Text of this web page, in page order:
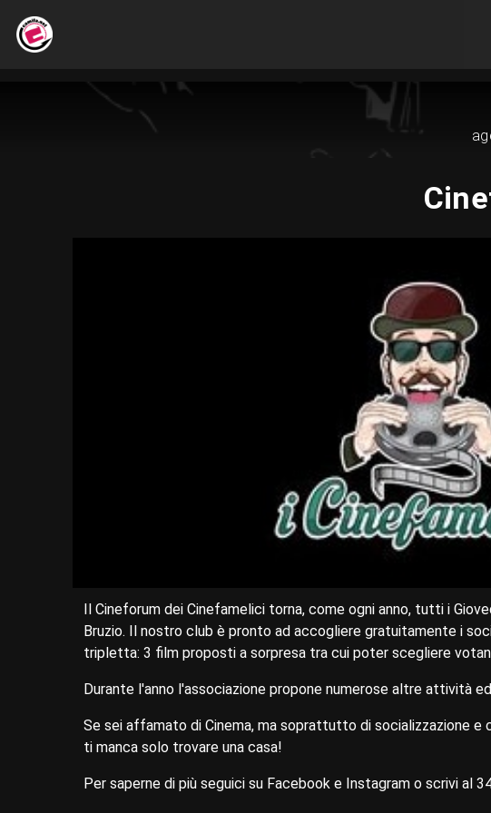
Il Cineforum dei Cinefamelici torna, come ogni anno, tutti i
Bruzio. Il nostro club è pronto ad accogliere gratuitamente i
tripletta: 3 film proposti a sorpresa tra cui poter scegliere
Durante l'anno l'associazione propone numerose altre attività
Se sei affamato di Cinema, ma soprattutto di socializzazione e
ti manca solo trovare una casa!
Per saperne di più seguici su Facebook e Instagram o scrivi al